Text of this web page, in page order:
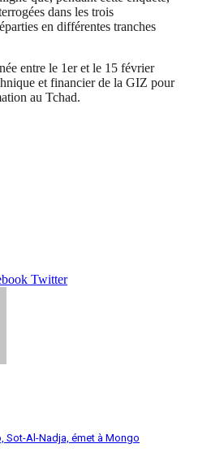
dans les trois
en différentes tranches
entre le 1er et le 15 février
et financier de la GIZ pour
au Tchad.
Twitter
Sot-Al-Nadja, émet à Mongo